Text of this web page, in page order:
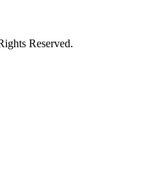
Reserved.